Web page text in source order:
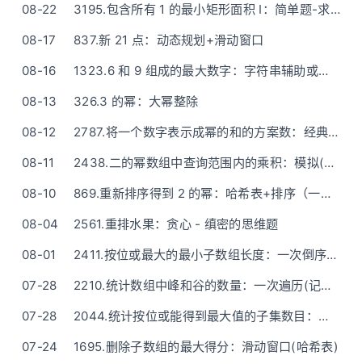
08-22
3195.包含所有 1 的最小矩形面积 I：简单题-求长方形四个范围
08-17
837.新 21 点：动态规划+滑动窗口
08-16
1323.6 和 9 组成的最大数字：字符串辅助或直接计算
08-13
326.3 的幂：大幂整除
08-12
2787.将一个数字表示成幂的和的方案数：经典01背包
08-11
2438.二的幂数组中查询范围内的乘积：模拟(前缀和可选)
08-10
869.重新排序得到 2 的幂：哈希表+排序（一次初始化）
08-04
2561.重排水果：贪心 - 缜密的思维题
08-01
2411.按位或最大的最小子数组长度：一次倒序遍历
07-28
2210.统计数组中峰和谷的数量：一次遍历(记录上一个不同的数)
07-28
2044.统计按位或能得到最大值的子集数目：二进制枚举/DFS回溯(剪枝)
07-24
1695.删除子数组的最大得分：滑动窗口(哈希表)